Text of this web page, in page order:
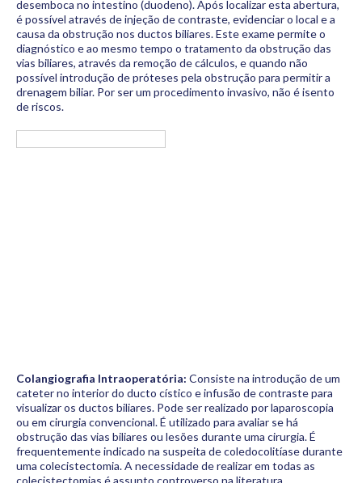
desemboca no intestino (duodeno). Após localizar esta abertura,
é possível através de injeção de contraste, evidenciar o local e a
causa da obstrução nos ductos biliares. Este exame permite o
diagnóstico e ao mesmo tempo o tratamento da obstrução das
vias biliares, através da remoção de cálculos, e quando não
possível introdução de próteses pela obstrução para permitir a
drenagem biliar. Por ser um procedimento invasivo, não é isento
de riscos.
Colangiografia Intraoperatória: Consiste na introdução de um
cateter no interior do ducto cístico e infusão de contraste para
visualizar os ductos biliares. Pode ser realizado por laparoscopia
ou em cirurgia convencional. É utilizado para avaliar se há
obstrução das vias biliares ou lesões durante uma cirurgia. É
frequentemente indicado na suspeita de coledocolitíase durante
uma colecistectomia. A necessidade de realizar em todas as
colecistectomias é assunto controverso na literatura.